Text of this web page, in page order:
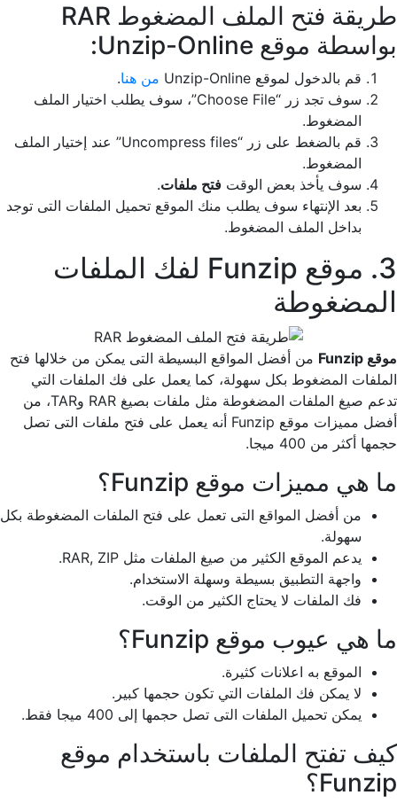
طريقة فتح الملف المضغوط RAR
بواسطة موقع Unzip-Online:
قم بالدخول لموقع Unzip-Online من هنا.
سوف تجد زر “Choose File”، سوف يطلب اختيار الملف
المضغوط.
قم بالضغط على زر “Uncompress files” عند إختيار الملف
المضغوط.
سوف يأخذ بعض الوقت فتح ملفات.
بعد الإنتهاء سوف يطلب منك الموقع تحميل الملفات التى توجد
بداخل الملف المضغوط.
3. موقع Funzip لفك الملفات
المضغوطة
موقع Funzip
من أفضل المواقع البسيطة التى يمكن من خلالها فتح
الملفات المضغوط بكل سهولة، كما يعمل على فك الملفات التي
تدعم صيغ الملفات المضغوطة مثل ملفات بصيغ RAR وTAR، من
أفضل مميزات موقع Funzip أنه يعمل على فتح ملفات التى تصل
حجمها أكثر من 400 ميجا.
ما هي مميزات موقع Funzip؟
من أفضل المواقع التى تعمل على فتح الملفات المضغوطة بكل
سهولة.
يدعم الموقع الكثير من صيغ الملفات مثل RAR, ZIP.
واجهة التطبيق بسيطة وسهلة الاستخدام.
فك الملفات لا يحتاج الكثير من الوقت.
ما هي عيوب موقع Funzip؟
الموقع به اعلانات كثيرة.
لا يمكن فك الملفات التي تكون حجمها كبير.
يمكن تحميل الملفات التى تصل حجمها إلى 400 ميجا فقط.
كيف تفتح الملفات باستخدام موقع
Funzip؟